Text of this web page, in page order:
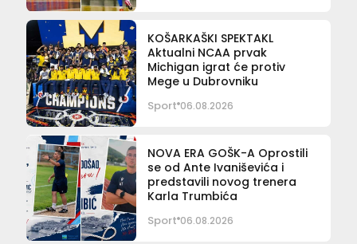
KOŠARKAŠKI SPEKTAKL
Aktualni NCAA prvak
Michigan igrat će protiv
Mege u Dubrovniku
Sport 06.08.2026
NOVA ERA GOŠK-A Oprostili
se od Ante Ivaniševića i
predstavili novog trenera
Karla Trumbića
Sport 06.08.2026